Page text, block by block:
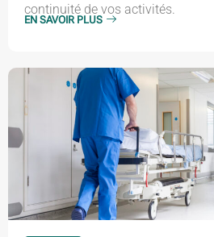
continuité de vos activités.
EN SAVOIR PLUS